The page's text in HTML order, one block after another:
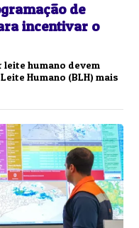
de
incentivar o
leite humano devem
Humano (BLH) mais